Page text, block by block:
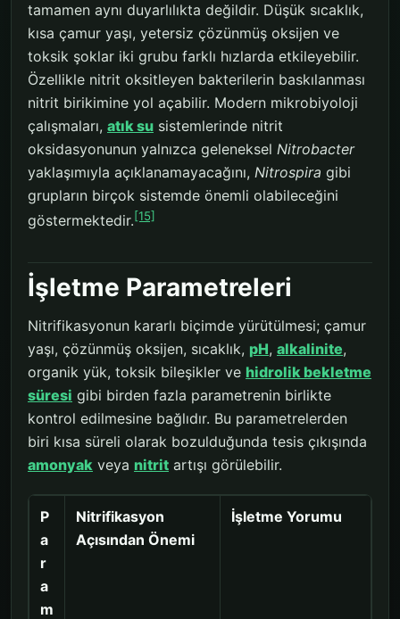
tamamen aynı duyarlılıkta değildir. Düşük sıcaklık,
kısa çamur yaşı, yetersiz çözünmüş oksijen ve
toksik şoklar iki grubu farklı hızlarda etkileyebilir.
Özellikle nitrit oksitleyen bakterilerin baskılanması
nitrit birikimine yol açabilir. Modern mikrobiyoloji
çalışmaları, atık su sistemlerinde nitrit
oksidasyonunun yalnızca geleneksel Nitrobacter
yaklaşımıyla açıklanamayacağını, Nitrospira gibi
grupların birçok sistemde önemli olabileceğini
göstermektedir.[15]
İşletme Parametreleri
Nitrifikasyonun kararlı biçimde yürütülmesi; çamur
yaşı, çözünmüş oksijen, sıcaklık, pH, alkalinite,
organik yük, toksik bileşikler ve hidrolik bekletme
süresi gibi birden fazla parametrenin birlikte
kontrol edilmesine bağlıdır. Bu parametrelerden
biri kısa süreli olarak bozulduğunda tesis çıkışında
amonyak veya nitrit artışı görülebilir.
P
a
r
a
m
Nitrifikasyon
Açısından Önemi
İşletme Yorumu